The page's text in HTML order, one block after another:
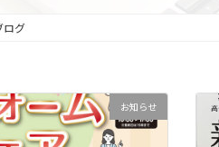
ログ
お知らせ